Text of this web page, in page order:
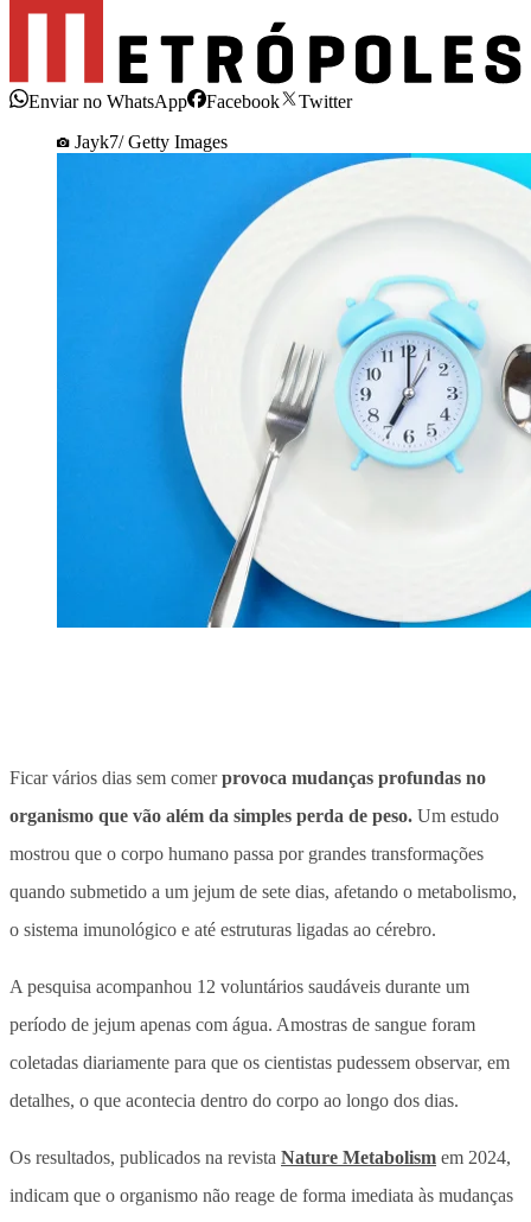
Enviar no WhatsApp Facebook
Twitter
Jayk7/ Getty Images
Ficar vários dias sem comerprovoca mudanças profundas no
organismo que vão além da simples perda de peso. Um estudo
mostrou que o corpo humano passa por grandes transformações
quando submetido a um jejum de sete dias, afetando o metabolismo,
o sistema imunológico e até estruturas ligadas ao cérebro.
A pesquisa acompanhou 12 voluntários saudáveis durante um
período de jejum apenas com água. Amostras de sangue foram
coletadas diariamente para que os cientistas pudessem observar, em
detalhes, o que acontecia dentro do corpo ao longo dos dias.
Os resultados, publicados na revista Nature Metabolism em 2024,
indicam que o organismo não reage de forma imediata às mudanças